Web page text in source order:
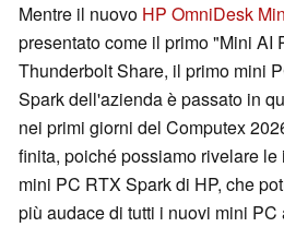
Mentre il nuovo HP OmniDesk
presentato come il primo "Mini AI
Thunderbolt Share, il primo mini
Spark dell'azienda è passato in
nei primi giorni del Computex
finita, poiché possiamo rivelare
mini PC RTX Spark di HP, che
più audace di tutti i nuovi mini